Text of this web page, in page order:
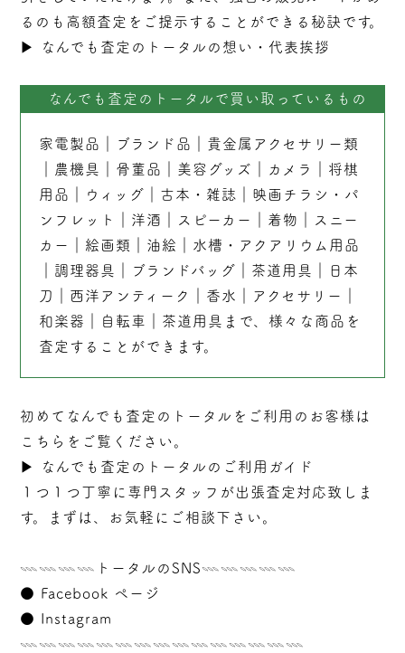
るのも高額査定をご提示することができる秘訣です。
▶︎
なんでも査定のトータルの想い・代表挨拶
なんでも査定のトータルで買い取っているもの
家電製品 ブランド品
貴金属アクセサリー類
農機具 骨董品 美容グッズ カメラ
将棋
用品
ウィッグ 古本 ・ 雑誌
映画チラシ・パ
ンフレット
洋酒 スピーカー 着物
スニー
カー
絵画類 油絵
水槽・アクアリウム用品
調理器具 ブランドバッグ ｜茶道用具｜
日本
刀
西洋アンティーク 香水 アクセサリー
和楽器
自転車 茶道用具 まで、様々な商品を
査定することができます。
初めてなんでも査定のトータルをご利用のお客様は
こちらをご覧ください。
▶︎
なんでも査定のトータルのご利用ガイド
１つ１つ丁寧に専門スタッフが出張査定対応致しま
す。まずは、お気軽にご相談下さい。
𓇠𓇠𓇠𓇠トータルのSNS𓇠𓇠𓇠𓇠𓇠
● Facebook ページ
●
Instagram
𓇠𓇠𓇠𓇠𓇠𓇠𓇠𓇠𓇠𓇠𓇠𓇠𓇠𓇠𓇠